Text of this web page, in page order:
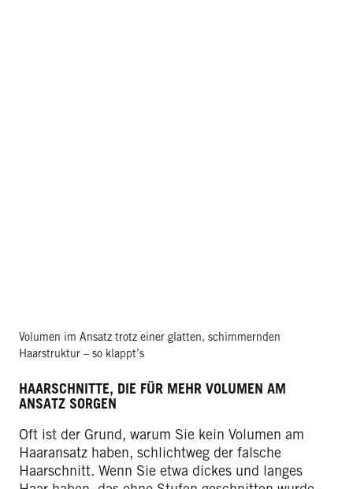
Volumen im Ansatz trotz einer glatten, schimmernden
Haarstruktur – so klappt’s
HAARSCHNITTE, DIE FÜR MEHR VOLUMEN AM
ANSATZ SORGEN
Oft ist der Grund, warum Sie kein Volumen am
Haaransatz haben, schlichtweg der falsche
Haarschnitt. Wenn Sie etwa dickes und langes